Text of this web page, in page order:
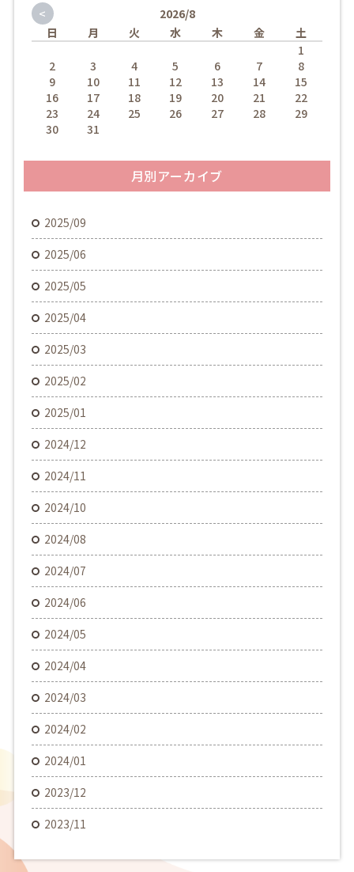
<
2026/8
日
月 火 水 木 金
土
1
2
3 4 5 6 7
8
9
10 11 12 13 14
15
16
17 18 19 20 21
22
23
24 25 26 27 28
29
30
31
月別アーカイブ
2025/09
2025/06
2025/05
2025/04
2025/03
2025/02
2025/01
2024/12
2024/11
2024/10
2024/08
2024/07
2024/06
2024/05
2024/04
2024/03
2024/02
2024/01
2023/12
2023/11